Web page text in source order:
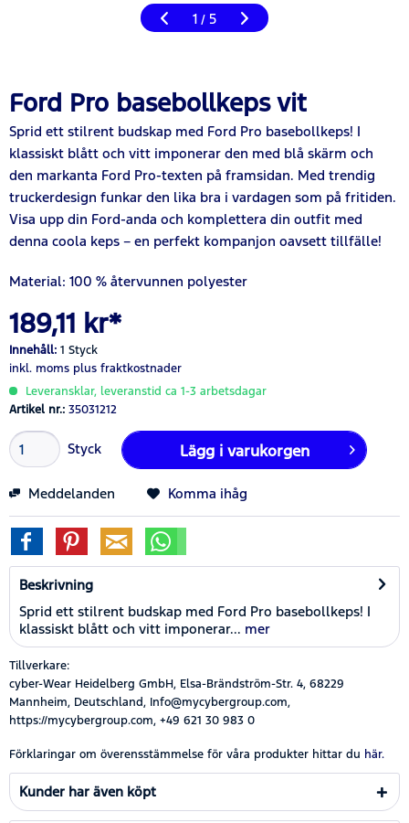
1 / 5
Ford Pro basebollkeps vit
Sprid ett stilrent budskap med Ford Pro basebollkeps! I
klassiskt blått och vitt imponerar den med blå skärm och
den markanta Ford Pro-texten på framsidan. Med trendig
truckerdesign funkar den lika bra i vardagen som på fritiden.
Visa upp din Ford-anda och komplettera din outfit med
denna coola keps – en perfekt kompanjon oavsett tillfälle!
Material: 100 % återvunnen polyester
189,11 kr*
Innehåll: 1 Styck
inkl. moms plus fraktkostnader
Leveransklar, leveranstid ca 1-3 arbetsdagar
Artikel nr.: 35031212
Styck Lägg i varukorgen
Meddelanden Komma ihåg
Beskrivning
Sprid ett stilrent budskap med Ford Pro basebollkeps! I
klassiskt blått och vitt imponerar... mer
Tillverkare:
cyber-Wear Heidelberg GmbH, Elsa-Brändström-Str. 4, 68229
Mannheim, Deutschland, Info@mycybergroup.com,
https://mycybergroup.com, +49 621 30 983 0
Förklaringar om överensstämmelse för våra produkter hittar du här.
Kunder har även köpt